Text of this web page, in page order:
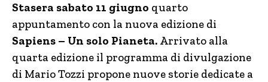
Stasera sabato 11 giugno quarto
appuntamento con la nuova edizione di
Sapiens – Un solo Pianeta. Arrivato alla
quarta edizione il programma di divulgazione
di Mario Tozzi propone nuove storie dedicate a